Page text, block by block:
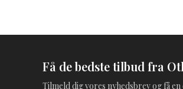
Få de bedste tilbud fra
Tilmeld dig vores nyhedsbrev og få